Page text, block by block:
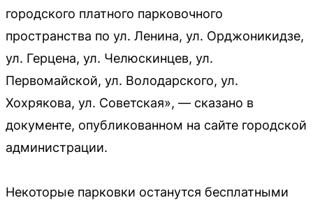
городского платного парковочного
пространства по ул. Ленина, ул. Орджоникидзе,
ул. Герцена, ул. Челюскинцев, ул.
Первомайской, ул. Володарского, ул.
Хохрякова, ул. Советская», — сказано в
документе, опубликованном на сайте городской
администрации.
Некоторые парковки останутся бесплатными